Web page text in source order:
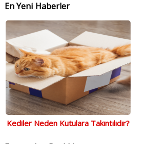
En Yeni Haberler
Kediler Neden Kutulara Takıntılıdır?